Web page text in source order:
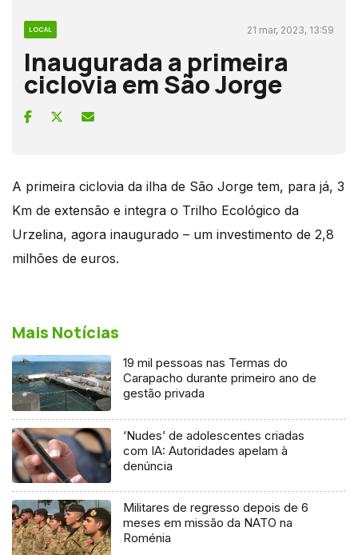
LOCAL 21 mar, 2023, 13:59
Inaugurada a primeira
ciclovia em São Jorge
A primeira ciclovia da ilha de São Jorge tem, para já, 3
Km de extensão e integra o Trilho Ecológico da
Urzelina, agora inaugurado – um investimento de 2,8
milhões de euros.
Mais Notícias
19 mil pessoas nas Termas do
Carapacho durante primeiro ano de
gestão privada
‘Nudes’ de adolescentes criadas
com IA: Autoridades apelam à
denúncia
Militares de regresso depois de 6
meses em missão da NATO na
Roménia